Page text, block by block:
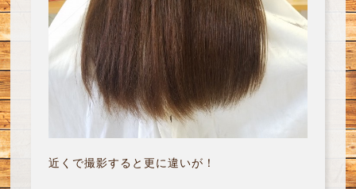
近くで撮影すると更に違いが！